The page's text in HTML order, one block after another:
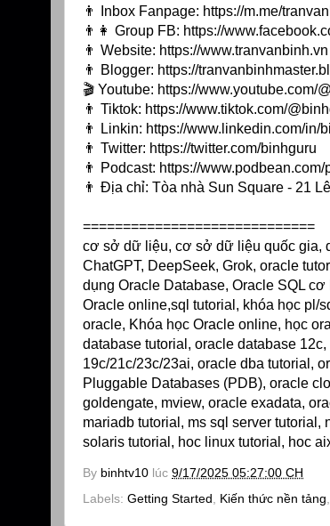
👨 Inbox Fanpage: https://m.me/
👨👩 Group FB: https://
👨 Website: https://www.tranvanbinh.vn
👨 Blogger: https://
🎬 Youtube: https://www.youtube.com/
👨 Tiktok: https://www.tiktok.com/
👨 Linkin: https://www.linkedin.com/in/
👨 Twitter: https://twitter.com/binhguru
👨 Podcast: https://
👨 Địa chỉ: Tòa nhà Sun Square - 21
=============================
cơ sở dữ liệu, cơ sở dữ liệu quốc gia,
ChatGPT, DeepSeek, Grok, oracle
dụng Oracle Database, Oracle SQL
Oracle online,sql tutorial, khóa học pl/
oracle, Khóa học Oracle online, học
database tutorial, oracle database
19c/21c/23c/23ai, oracle dba tutorial,
Pluggable Databases (PDB), oracle
goldengate, mview, oracle exadata,
mariadb tutorial, ms sql server
solaris tutorial, hoc linux tutorial, hoc
By binhtv10 lúc 9/17/2025 05:27:00 CH
Labels: Getting Started, Kiến thức nền tảng,